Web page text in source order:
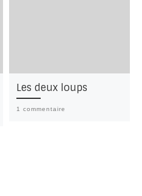
Les deux loups
1 commentaire